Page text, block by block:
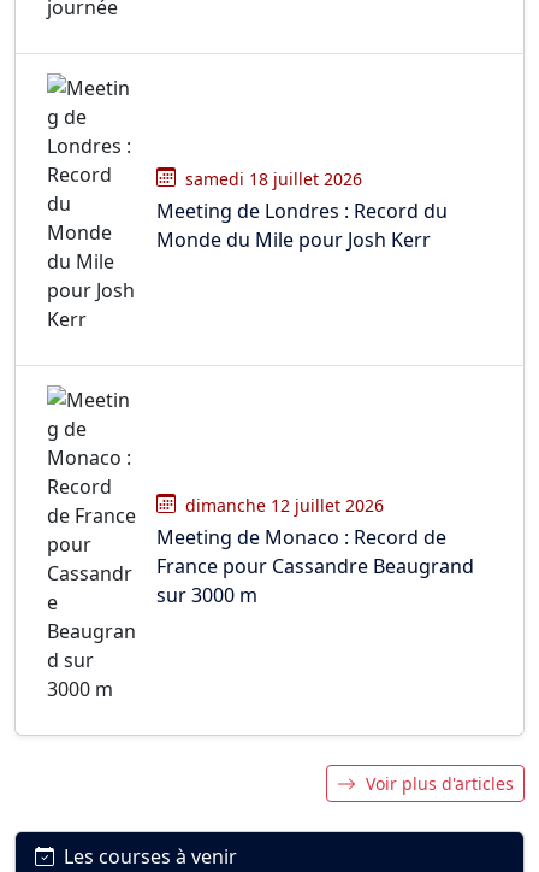
samedi 18 juillet 2026
Meeting de Londres : Record du
Monde du Mile pour Josh Kerr
dimanche 12 juillet 2026
Meeting de Monaco : Record de
France pour Cassandre Beaugrand
sur 3000 m
Voir plus d'articles
Les courses à venir